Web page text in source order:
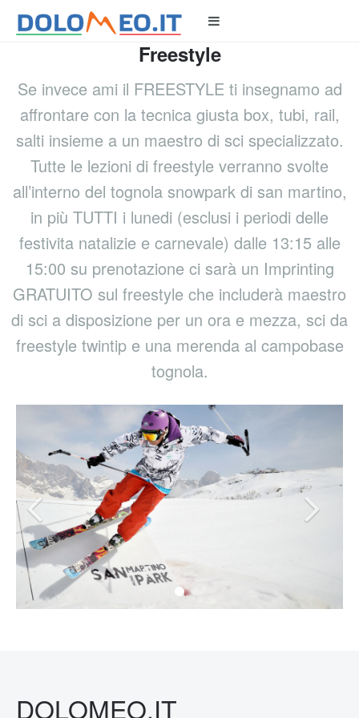
Freestyle
Se invece ami il FREESTYLE ti insegnamo ad
affrontare con la tecnica giusta box, tubi, rail,
salti insieme a un maestro di sci specializzato.
Tutte le lezioni di freestyle verranno svolte
all’interno del tognola snowpark di san martino,
in più TUTTI i lunedi (esclusi i periodi delle
festivita natalizie e carnevale) dalle 13:15 alle
15:00 su prenotazione ci sarà un Imprinting
GRATUITO sul freestyle che includerà maestro
di sci a disposizione per un ora e mezza, sci da
freestyle twintip e una merenda al campobase
tognola.
DOLOMEO.IT